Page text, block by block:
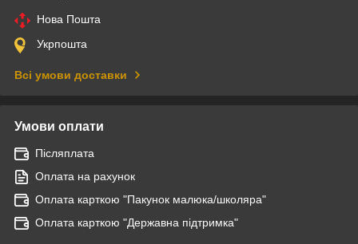
Нова Пошта
Укрпошта
Всі умови доставки
Умови оплати
Післяплата
Оплата на рахунок
Оплата карткою "Пакунок малюка/школяра"
Оплата карткою "Державна підтримка"